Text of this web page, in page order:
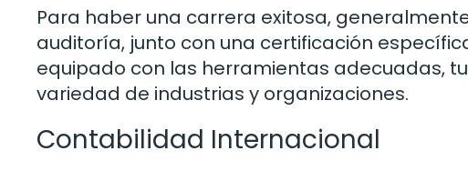
Para haber una carrera exitosa,
auditoría, junto con una certificación
equipado con las herramientas adecuadas,
variedad de industrias y organizaciones.
Contabilidad Internacional